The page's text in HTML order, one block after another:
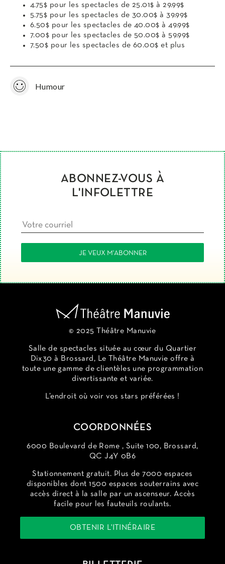
4.75$ pour les spectacles de 25.01$ à 29.99$
5.75$ pour les spectacles de 30.00$ à 39.99$
6.50$ pour les spectacles de 40.00$ à 49.99$
7.00$ pour les spectacles de 50.00$ à 59.99$
7.50$ pour les spectacles de 60.00$ et plus
Humour
ABONNEZ-VOUS À
L'INFOLETTRE
© 2025 Théâtre Manuvie
Salle de spectacles située au cœur du Quartier
Dix30 à Brossard, Le Théâtre Manuvie offre à
toute une gamme de clientèles une programmation
divertissante et variée.
L’endroit où voir vos stars préférées !
COORDONNÉES
6000 Boulevard de Rome , Suite 100, Brossard,
QC J4Y 0B6
Stationnement gratuit. Plus de 7000 espaces
disponibles dont 1500 espaces souterrains avec
accès direct à la salle par un ascenseur. Accès
facile pour les fauteuils roulants.
OBTENIR L'ITINÉRAIRE